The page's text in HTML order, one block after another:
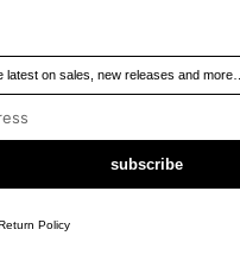
latest on sales, new releases and more…
subscribe
Policy